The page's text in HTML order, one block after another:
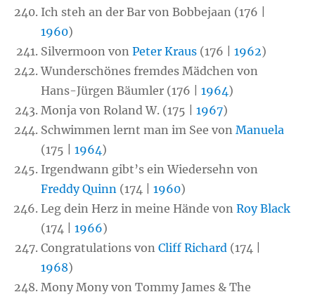
Ich steh an der Bar von Bobbejaan (176 |
1960)
Silvermoon vonPeter Kraus (176 |1962)
Wunderschönes fremdes Mädchen von
Hans-Jürgen Bäumler (176 |1964)
Monja von Roland W. (175 |1967)
Schwimmen lernt man im See vonManuela
(175 |1964)
Irgendwann gibt’s ein Wiedersehn von
Freddy Quinn (174 |1960)
Leg dein Herz in meine Hände vonRoy Black
(174 |1966)
Congratulations vonCliff Richard (174 |
1968)
Mony Mony von Tommy James & The